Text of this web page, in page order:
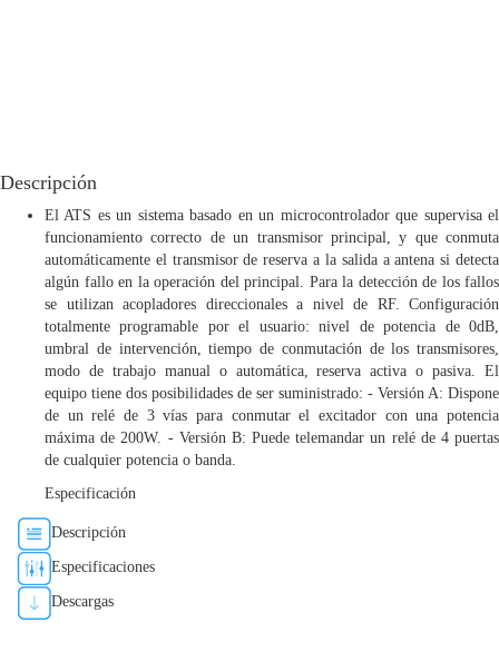
ATS
Descripción
El ATS es un sistema basado en un microcontrolador que supervisa el
funcionamiento correcto de un transmisor principal, y que conmuta
automáticamente el transmisor de reserva a la salida a antena si detecta
algún fallo en la operación del principal. Para la detección de los fallos
se utilizan acopladores direccionales a nivel de RF. Configuración
totalmente programable por el usuario: nivel de potencia de 0dB,
umbral de intervención, tiempo de conmutación de los transmisores,
modo de trabajo manual o automática, reserva activa o pasiva. El
equipo tiene dos posibilidades de ser suministrado: - Versión A: Dispone
de un relé de 3 vías para conmutar el excitador con una potencia
máxima de 200W. - Versión B: Puede telemandar un relé de 4 puertas
de cualquier potencia o banda.
Especificación
Descripción
Especificaciones
Descargas